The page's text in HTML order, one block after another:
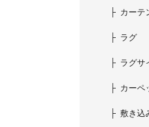
カーテ
ラグ
ラグサ
カーペ
敷き込